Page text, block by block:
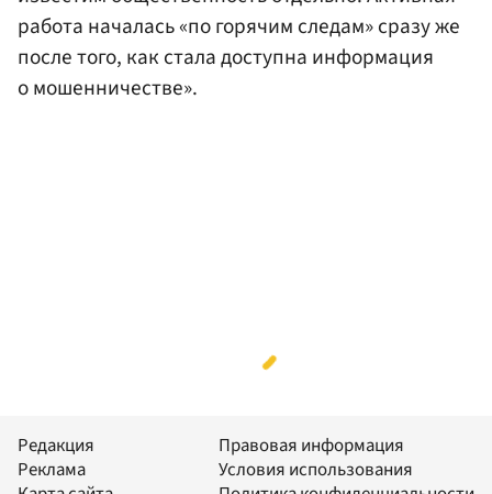
работа началась «по горячим следам» сразу же
после того, как стала доступна информация
о мошенничестве».
Редакция
Реклама
Правовая информация
Условия использования